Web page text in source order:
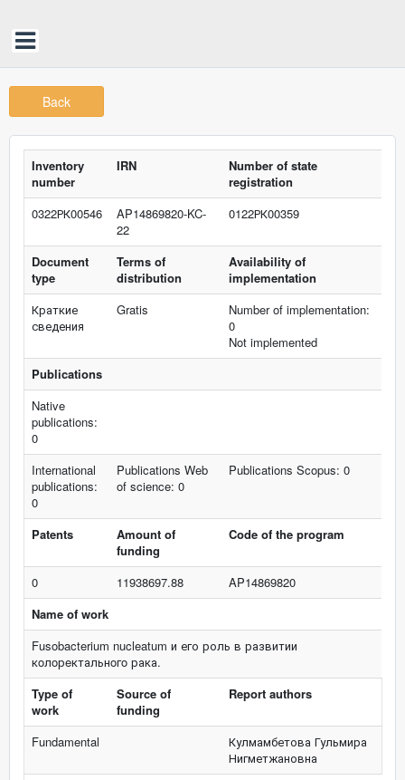
Back
Inventory
number
IRN
Number of state
registration
0322РК00546
AP14869820-KC-
22
0122РК00359
Document
type
Terms of
distribution
Availability of
implementation
Краткие
сведения
Gratis
Number of implementation:
0
Not implemented
Publications
Native
publications:
0
International
publications:
0
Publications Web
of science: 0
Publications Scopus: 0
Patents
Amount of
funding
Code of the program
0 11938697.88
AP14869820
Name of work
Fusobacterium nucleatum и его роль в развитии
кoлoрeктальнoгo рака.
Type of
work
Source of
funding
Report authors
Fundamental
Кулмамбетова Гульмира
Нигметжановна